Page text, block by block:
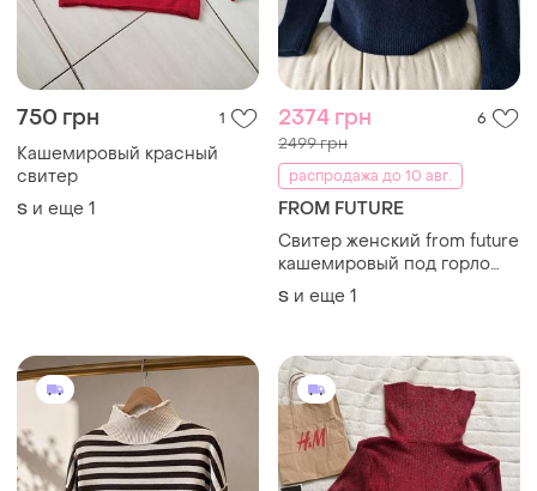
750 грн 1
Кашемировый красный
свитер
S и еще 1
2374 грн 6
2499 грн
распродажа до 10 авг.
​FROM FUTURE
Свитер женский from future
кашемировый под горло
водолазка гольф свитер
кофта размер s
S и еще 1